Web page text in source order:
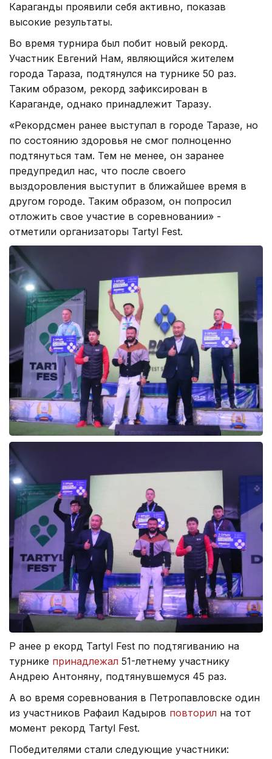
Караганды проявили себя активно, показав
высокие результаты.
Во время турнира был побит новый рекорд.
Участник Евгений Нам, являющийся жителем
города Тараза, подтянулся на турнике 50 раз.
Таким образом, рекорд зафиксирован в
Караганде, однако принадлежит Таразу.
«Рекордсмен ранее выступал в городе Таразе, но
по состоянию здоровья не смог полноценно
подтянуться там. Тем не менее, он заранее
предупредил нас, что после своего
выздоровления выступит в ближайшее время в
другом городе. Таким образом, он попросил
отложить свое участие в соревновании» -
отметили организаторы Tartyl Fest.
Р анее р екорд Tartyl Fest по подтягиванию на
турнике принадлежал 51-летнему участнику
Андрею Антоняну, подтянувшемуся 45 раз.
А во время соревнования в Петропавловске один
из участников Рафаил Кадыров повторил на тот
момент рекорд Tartyl Fest.
Победителями стали следующие участники: